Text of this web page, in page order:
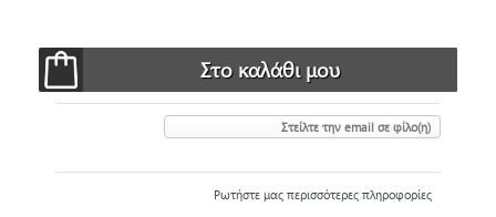
Στείλτε την email σε φίλο(η)
Ρωτήστε μας περισσότερες πληροφορίες